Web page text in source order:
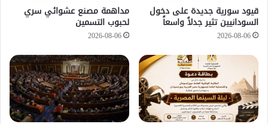
قيود سورية جديدة على دخول
السودانيين تثير جدلاً واسعاً
2026-08-06
مداهمة مصنع عشوائي سري
لحبوب التسمين
2026-08-06